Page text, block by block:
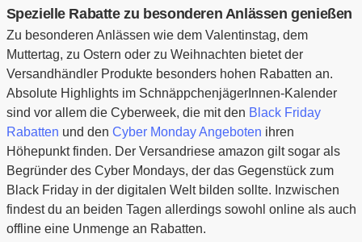
Spezielle Rabatte zu besonderen Anlässen genießen
Zu besonderen Anlässen wie dem Valentinstag, dem
Muttertag, zu Ostern oder zu Weihnachten bietet der
Versandhändler Produkte besonders hohen Rabatten an.
Absolute Highlights im SchnäppchenjägerInnen-Kalender
sind vor allem die Cyberweek, die mit den Black Friday
Rabatten und den Cyber Monday Angeboten ihren
Höhepunkt finden. Der Versandriese amazon gilt sogar als
Begründer des Cyber Mondays, der das Gegenstück zum
Black Friday in der digitalen Welt bilden sollte. Inzwischen
findest du an beiden Tagen allerdings sowohl online als auch
offline eine Unmenge an Rabatten.